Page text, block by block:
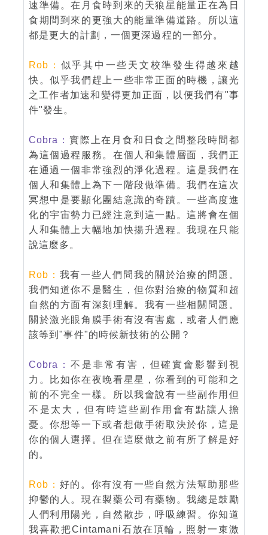
速準備。在月食時到來的天狼星能量正在為日
食期間到來的更強大的能量準備道路。所以這
都是更大的計劃，一個更深過程的一部分。
Rob： 似乎其中一些天文校準發生得越來越
快。似乎我們趕上一些非常正面的時機，讓光
之工作者加速和變得更加正面，以便我們有"事
件"發生。
Cobra：實際上在月食和日食之間整段時間都
為這個過程服務。在個人和集體層面，我們正
在通過一個非常強烈的淨化過程。這是我們在
個人和集體上為下一階段做準備。我們在這次
冥想中是要顯化團結意識的奇蹟。一些高度進
化的宇宙勢力已經注意到這一點。這將會在個
人和集體上大幅地加快揚升過程。我現在只能
說這麼多。
Rob： 我有一些人們問我的關於治療的問題。
我們知道你不是醫生，但你對治療的物質和超
自然的方面有深刻理解。我有一些相關問題。
關於激光眼角膜手術有沒有害處，或者人們應
該等到"事件"的時候新技術的公開？
Cobra：不是非常有害，但確實會影響到視
力。比如你在夜晚看星星，你看到的可能和之
前的不完全一樣。所以我會說有一些副作用但
不是太大，但有時這些副作用會有點讓人擔
憂。你想等一下或者想做手術取決於你，這是
你的個人選擇。但在這麼做之前有所了解是好
的。
Rob： 好的。你有沒有一些自然方法幫助那些
抑鬱的人。現在製藥公司有藥物。我總是鼓勵
人們利用陽光，自然散步，呼吸練習。你知道
我喜歡把Cintamani石放在頂輪，照射一束激